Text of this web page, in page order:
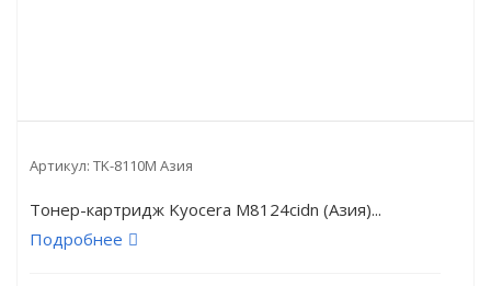
Артикул: TK-8110M Азия
Тонер-картридж Kyocera M8124cidn (Азия)...
Подробнее